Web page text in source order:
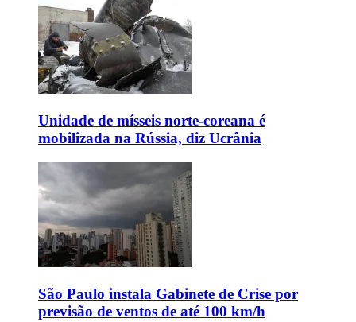
Unidade de mísseis norte-coreana é
mobilizada na Rússia, diz Ucrânia
São Paulo instala Gabinete de Crise por
previsão de ventos de até 100 km/h